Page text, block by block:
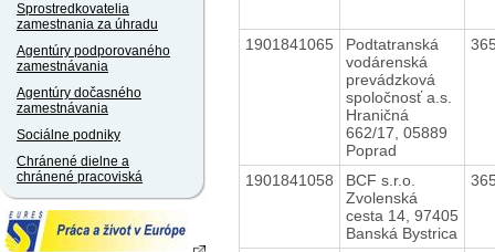
Sprostredkovatelia
zamestnania za úhradu
Agentúry podporovaného
zamestnávania
Agentúry dočasného
zamestnávania
Sociálne podniky
Chránené dielne a
chránené pracoviská
1901841065
Podtatranská
vodárenská
prevádzková
spoločnosť a.s.
Hraničná
662/17, 05889
Poprad
1901841058
BCF s.r.o.
Zvolenská
cesta 14, 97405
Banská Bystrica